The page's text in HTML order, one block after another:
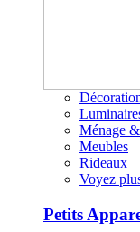
Ménage
Meubles
Rideaux
Voyez
Petits